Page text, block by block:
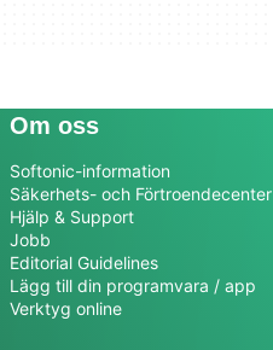
Om oss
Softonic-information
Säkerhets- och Förtroendecenter
Hjälp & Support
Jobb
Editorial Guidelines
Lägg till din programvara / app
Verktyg online